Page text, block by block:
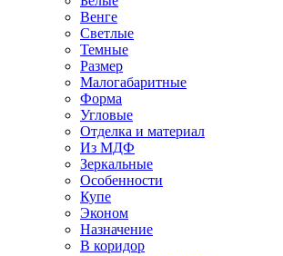
Венге
Светлые
Темные
Размер
Малогабаритные
Форма
Угловые
Отделка и материал
Из МДФ
Зеркальные
Особенности
Купе
Эконом
Назначение
В коридор